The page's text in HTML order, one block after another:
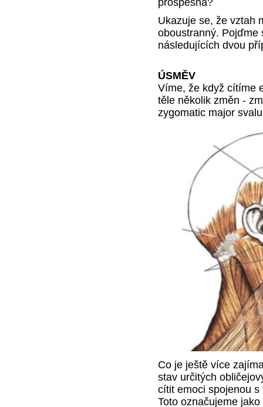
Ukazuje se, že vztah
oboustranný. Pojďme
následujících dvou
ÚSMĚV
Víme, že když cítíme
těle několik změn -
zygomatic major
Co je ještě více
stav určitých
cítit emoci spojenou
Toto označujeme